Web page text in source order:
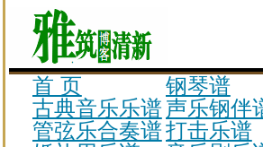
首 页 钢琴谱
古典音乐乐谱 声乐钢伴
管弦乐合奏谱打击乐谱